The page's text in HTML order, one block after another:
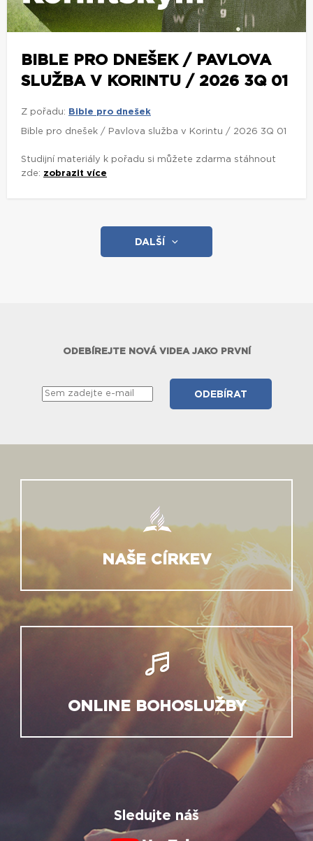
BIBLE PRO DNEŠEK / PAVLOVA
SLUŽBA V KORINTU / 2026 3Q 01
Z pořadu: Bible pro dnešek
Bible pro dnešek / Pavlova služba v Korintu / 2026 3Q 01
Studijní materiály k pořadu si můžete zdarma stáhnout
zde: zobrazit více
DALŠÍ
ODEBÍREJTE NOVÁ VIDEA JAKO PRVNÍ
NAŠE CÍRKEV
ONLINE BOHOSLUŽBY
Sledujte náš